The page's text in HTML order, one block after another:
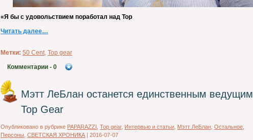
«Я бы с удовольствием поработал над Top
Читать далее…
Метки: 50 Cent, Top gear
Комментарии - 0
Мэтт ЛеБлан останется единственным ведущим
Top Gear
Опубликовано в рубрике PAPARAZZI Top gear, Интервью и статьи Мэтт ЛеБлан Остальное
Персоны СВЕТСКАЯ ХРОНИКА | 2016-07-07